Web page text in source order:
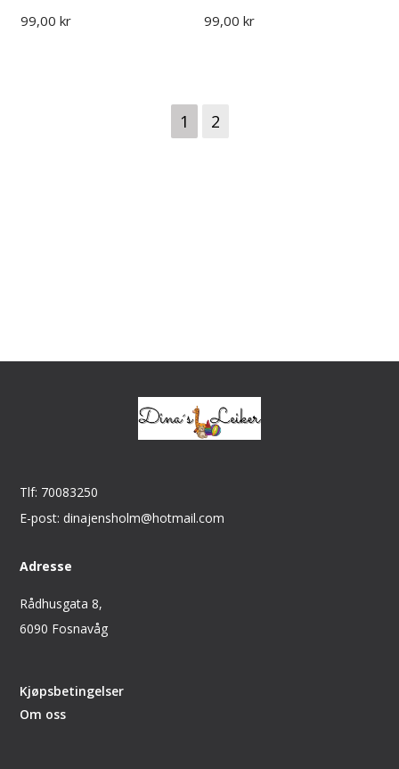
99,00 kr 99,00 kr
1 2
Tlf: 70083250
E-post: dinajensholm@hotmail.com
Adresse
Rådhusgata 8,
6090 Fosnavåg
Kjøpsbetingelser
Om oss